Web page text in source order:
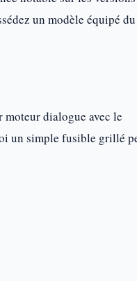
un modèle équipé du
dialogue avec le
un simple fusible grillé